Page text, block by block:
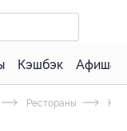
Кэшбэк Афиша
Рестораны